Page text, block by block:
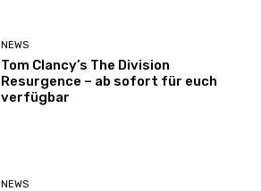
NEWS
Tom Clancy’s The Division
Resurgence – ab sofort für euch
verfügbar
NEWS